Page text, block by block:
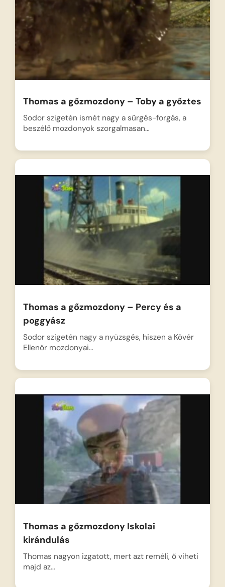
Thomas a gőzmozdony – Toby a győztes
Sodor szigetén ismét nagy a sürgés-forgás, a
beszélő mozdonyok szorgalmasan…
Thomas a gőzmozdony – Percy és a
poggyász
Sodor szigetén nagy a nyüzsgés, hiszen a Kövér
Ellenőr mozdonyai…
Thomas a gőzmozdony Iskolai
kirándulás
Thomas nagyon izgatott, mert azt reméli, ő viheti
majd az…